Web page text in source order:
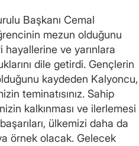
Başkanı Cemal
mezun olduğunu
ve yarınlara
dile getirdi. Gençlerin
kaydeden Kalyoncu,
teminatısınız. Sahip
kalkınması ve ilerlemesi
ülkemizi daha da
örnek olacak. Gelecek